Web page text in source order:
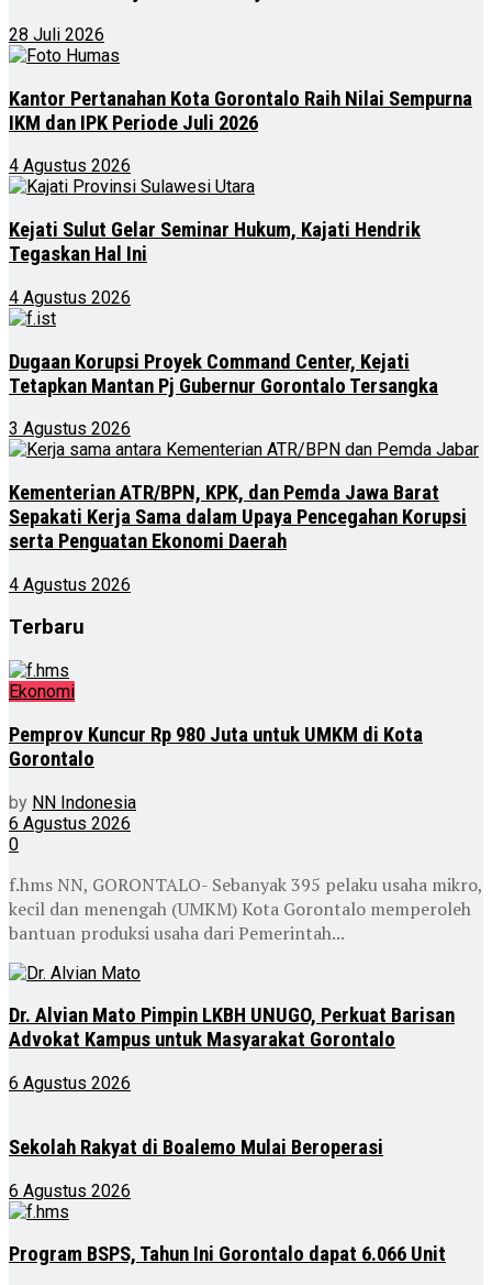
28 Juli 2026
Kantor Pertanahan Kota Gorontalo Raih Nilai Sempurna
IKM dan IPK Periode Juli 2026
4 Agustus 2026
Kejati Sulut Gelar Seminar Hukum, Kajati Hendrik
Tegaskan Hal Ini
4 Agustus 2026
Dugaan Korupsi Proyek Command Center, Kejati
Tetapkan Mantan Pj Gubernur Gorontalo Tersangka
3 Agustus 2026
Kementerian ATR/BPN, KPK, dan Pemda Jawa Barat
Sepakati Kerja Sama dalam Upaya Pencegahan Korupsi
serta Penguatan Ekonomi Daerah
4 Agustus 2026
Terbaru
Ekonomi
Pemprov Kuncur Rp 980 Juta untuk UMKM di Kota
Gorontalo
by NN Indonesia
6 Agustus 2026
0
f.hms NN, GORONTALO- Sebanyak 395 pelaku usaha mikro,
kecil dan menengah (UMKM) Kota Gorontalo memperoleh
bantuan produksi usaha dari Pemerintah...
Dr. Alvian Mato Pimpin LKBH UNUGO, Perkuat Barisan
Advokat Kampus untuk Masyarakat Gorontalo
6 Agustus 2026
Sekolah Rakyat di Boalemo Mulai Beroperasi
6 Agustus 2026
Program BSPS, Tahun Ini Gorontalo dapat 6.066 Unit